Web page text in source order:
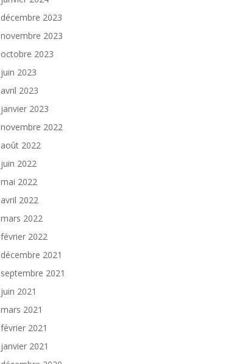
décembre 2023
novembre 2023
octobre 2023
juin 2023
avril 2023
janvier 2023
novembre 2022
août 2022
juin 2022
mai 2022
avril 2022
mars 2022
février 2022
décembre 2021
septembre 2021
juin 2021
mars 2021
février 2021
janvier 2021